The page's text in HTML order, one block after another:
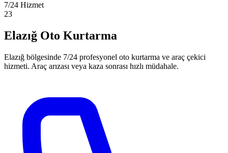
7/24 Hizmet
23
Elazığ Oto Kurtarma
Elazığ bölgesinde 7/24 profesyonel oto kurtarma ve araç çekici
hizmeti. Araç arızası veya kaza sonrası hızlı müdahale.